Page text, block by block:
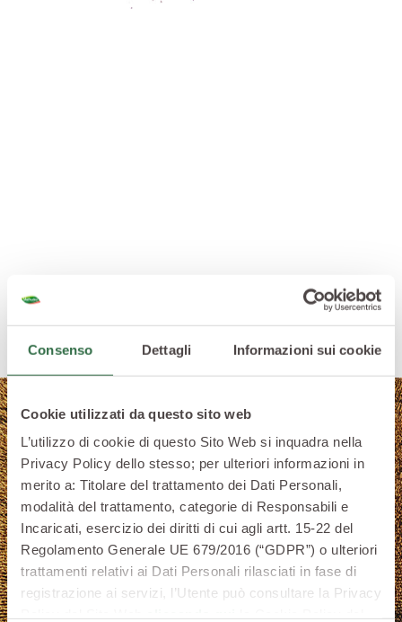
Consenso Dettagli Informazioni sui cookie
Cookie utilizzati da questo sito web
L’utilizzo di cookie di questo Sito Web si inquadra nella
Privacy Policy dello stesso; per ulteriori informazioni in
merito a: Titolare del trattamento dei Dati Personali,
modalità del trattamento, categorie di Responsabili e
Incaricati, esercizio dei diritti di cui agli artt. 15-22 del
Regolamento Generale UE 679/2016 (“GDPR”) o ulteriori
trattamenti relativi ai Dati Personali rilasciati in fase di
registrazione ai servizi, l’Utente può consultare la Privacy